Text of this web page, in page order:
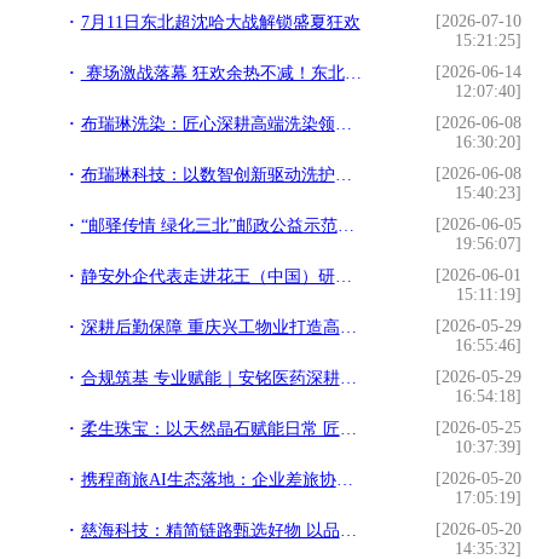
7月11日东北超沈哈大战解锁盛夏狂欢
[2026-07-10
15:21:25]
赛场激战落幕 狂欢余热不减！东北超沈阳VS延边欢乐不停歇
[2026-06-14
12:07:40]
布瑞琳洗染：匠心深耕高端洗染领域 以专业标准铸就行业标杆
[2026-06-08
16:30:20]
布瑞琳科技：以数智创新驱动洗护升级 构建全场景专业洗护生态
[2026-06-08
15:40:23]
“邮驿传情 绿化三北”邮政公益示范林建设暨六五环境日主题公益活动在甘肃嘉峪关举行
[2026-06-05
19:56:07]
静安外企代表走进花王（中国）研发中心 ——共探技术匠心 搭建跨界“朋友圈”
[2026-06-01
15:11:19]
深耕后勤保障 重庆兴工物业打造高品质综合物业服务
[2026-05-29
16:55:46]
合规筑基 专业赋能｜安铭医药深耕长三角 打造医疗流通服务标杆
[2026-05-29
16:54:18]
柔生珠宝：以天然晶石赋能日常 匠造轻奢饰品新美学
[2026-05-25
10:37:39]
携程商旅AI生态落地：企业差旅协议价采购有了“智能管家”
[2026-05-20
17:05:19]
慈海科技：精简链路甄选好物 以品质电商赋能全民美好生活
[2026-05-20
14:35:32]